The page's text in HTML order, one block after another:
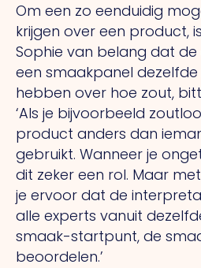
Om een zo eenduidig
krijgen over een product,
Sophie van belang dat
een smaakpanel
hebben over hoe zout,
‘Als je bijvoorbeeld
product anders dan
gebruikt. Wanneer je
dit zeker een rol. Maar
je ervoor dat de
alle experts vanuit
smaak-startpunt, de
beoordelen.’